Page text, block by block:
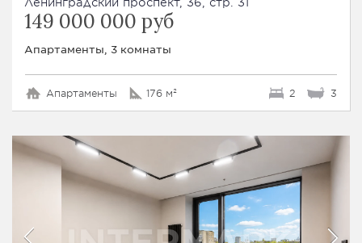
149 000 000 руб
Апартаменты, 3 комнаты
Апартаменты 176 м² 2 3